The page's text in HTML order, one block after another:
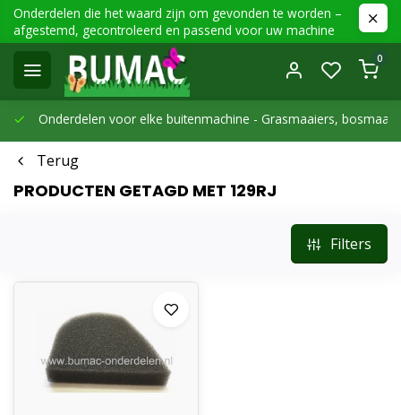
Onderdelen die het waard zijn om gevonden te worden –
afgestemd, gecontroleerd en passend voor uw machine
0
Onderdelen voor elke buitenmachine - Grasmaaiers,
Terug
PRODUCTEN GETAGD MET 129RJ
Filters